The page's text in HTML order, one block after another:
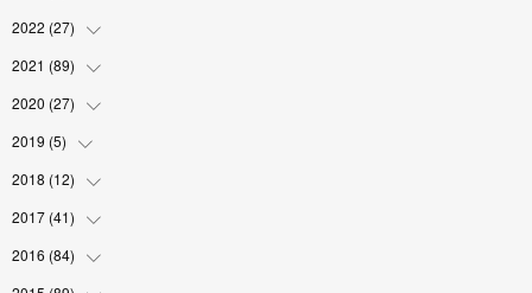
(3
(5
(1
(
(8
(4
(2
(
(2
(2
(2
(1
(3
(
)
(1
(3
2022 (27)
(2
(4
(
)
(9
(1
(5
2021 (89)
(5
(
)
(5
(5
(2
(8
2020 (27)
(
)
(6
(10
)
(6
(1
2019 (5)
(1
(2
(2
2018 (12)
(3
(4
2017 (41)
(4
2016 (84)